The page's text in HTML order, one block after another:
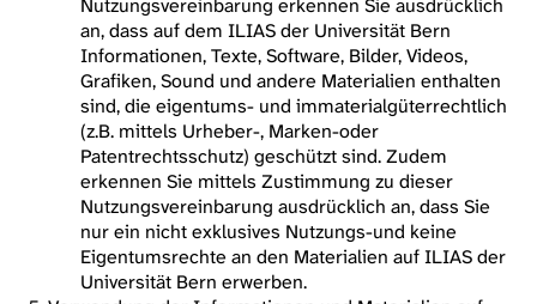
Nutzungsvereinbarung erkennen Sie ausdrücklich
an, dass auf dem ILIAS der Universität Bern
Informationen, Texte, Software, Bilder, Videos,
Grafiken, Sound und andere Materialien enthalten
sind, die eigentums- und immaterialgüterrechtlich
(z.B. mittels Urheber-, Marken-oder
Patentrechtsschutz) geschützt sind. Zudem
erkennen Sie mittels Zustimmung zu dieser
Nutzungsvereinbarung ausdrücklich an, dass Sie
nur ein nicht exklusives Nutzungs-und keine
Eigentumsrechte an den Materialien auf ILIAS der
Universität Bern erwerben.